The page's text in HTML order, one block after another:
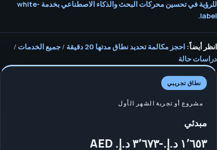
للرؤية في تحسين محركات البحث والذكاء الاصطناعي بخدمة white-
label.
انظر أيضاً: احجز مكالمة تحديد نطاق مدتها 20 دقيقة / جميع الخدمات /
دراسات حالة
نطاق تجريبي
مشروع أو تجربة الشهر الأول
مبدئي